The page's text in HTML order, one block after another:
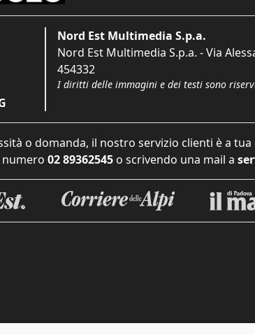
Nord Est Multimedia S.p.a.
Nord Est Multimedia S.p.a. - Via
454332
I diritti delle immagini e dei testi sono
o domanda, il nostro servizio clienti è a
02 89362545 o scrivendo una mail a